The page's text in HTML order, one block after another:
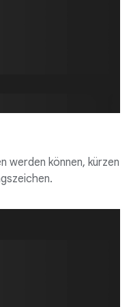
werden können, kürzen